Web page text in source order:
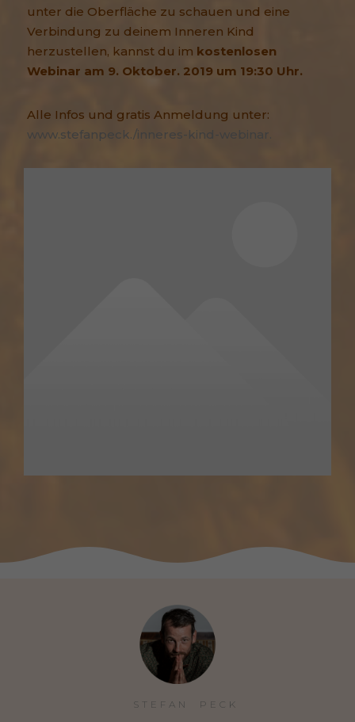
unter die Oberfläche zu schauen und eine
Verbindung zu deinem Inneren Kind
herzustellen, kannst du im kostenlosen
Webinar am 9. Oktober. 2019 um 19:30 Uhr.
Alle Infos und gratis Anmeldung unter:
www.stefanpeck./inneres-kind-webinar.
STEFAN  PECK